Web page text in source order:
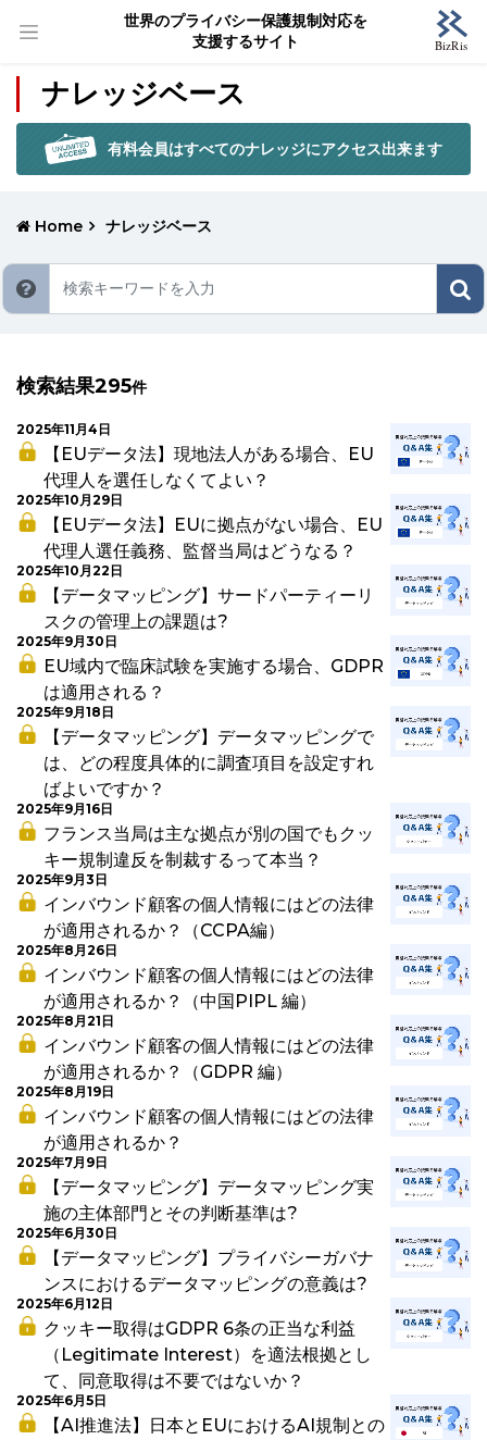
世界のプライバシー保護規制対応を
支援するサイト
ナレッジベース
有料会員はすべてのナレッジにアクセス出来ます
Home ナレッジベース
検索結果295件
2025年11月4日
【EUデータ法】現地法人がある場合、EU
代理人を選任しなくてよい？
2025年10月29日
【EUデータ法】EUに拠点がない場合、EU
代理人選任義務、監督当局はどうなる？
2025年10月22日
【データマッピング】サードパーティーリ
スクの管理上の課題は?
2025年9月30日
EU域内で臨床試験を実施する場合、GDPR
は適用される？
2025年9月18日
【データマッピング】データマッピングで
は、どの程度具体的に調査項目を設定すれ
ばよいですか？
2025年9月16日
フランス当局は主な拠点が別の国でもクッ
キー規制違反を制裁するって本当？
2025年9月3日
インバウンド顧客の個人情報にはどの法律
が適用されるか？（CCPA編）
2025年8月26日
インバウンド顧客の個人情報にはどの法律
が適用されるか？（中国PIPL 編）
2025年8月21日
インバウンド顧客の個人情報にはどの法律
が適用されるか？（GDPR 編）
2025年8月19日
インバウンド顧客の個人情報にはどの法律
が適用されるか？
2025年7月9日
【データマッピング】データマッピング実
施の主体部門とその判断基準は?
2025年6月30日
【データマッピング】プライバシーガバナ
ンスにおけるデータマッピングの意義は?
2025年6月12日
クッキー取得はGDPR 6条の正当な利益
（Legitimate Interest）を適法根拠とし
て、同意取得は不要ではないか？
2025年6月5日
【AI推進法】日本とEUにおけるAI規制との